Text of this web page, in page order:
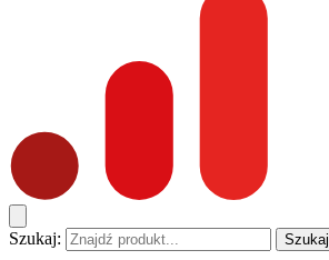
Szukaj: Szukaj